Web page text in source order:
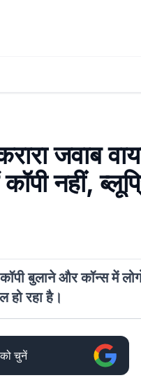
जवाब
नहीं,
कॉपी बुलाने और कॉन्स
हो रहा है।
चुनें